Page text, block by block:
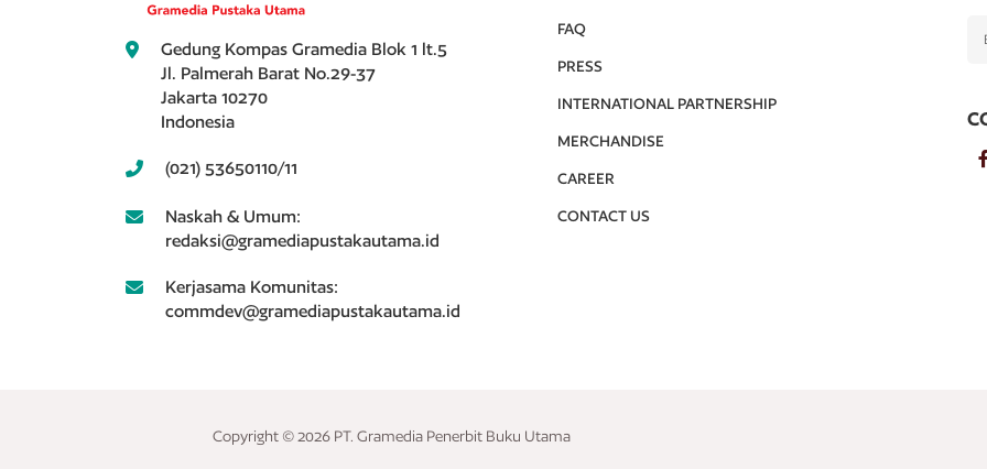
Gedung Kompas Gramedia Blok 1 lt.5
Jl. Palmerah Barat No.29-37
Jakarta 10270
Indonesia
(021) 53650110/11
Naskah & Umum:
redaksi@gramediapustakautama.id
Kerjasama Komunitas:
commdev@gramediapustakautama.id
FAQ
PRESS
INTERNATIONAL PARTNERSHIP
MERCHANDISE
CAREER
CONTACT US
Copyright © 2026 PT. Gramedia Penerbit Buku Utama